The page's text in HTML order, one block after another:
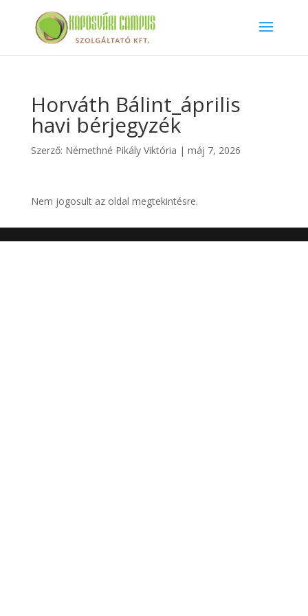
Horváth Bálint_április
havi bérjegyzék
Szerző: Némethné Pikály Viktória | máj 7, 2026
Nem jogosult az oldal megtekintésre.